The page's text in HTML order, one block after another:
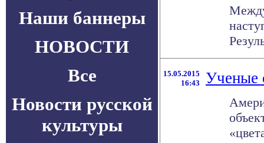
Наши баннеры
НОВОСТИ
Все
Новости русской
культуры
15.05.2015
16:43
Ученые